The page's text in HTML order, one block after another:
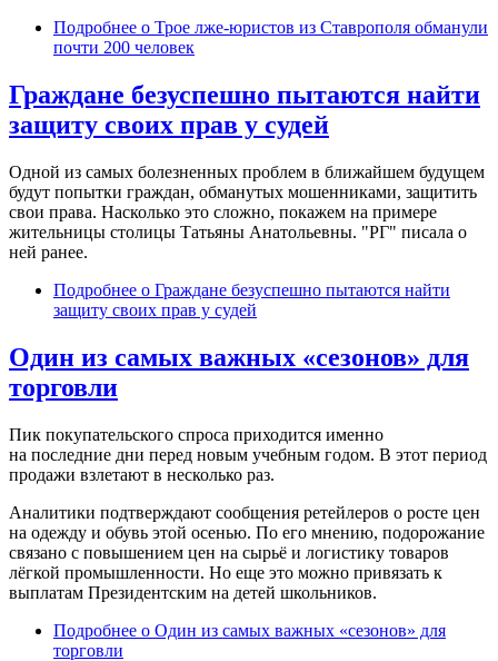
Подробнее о Трое лже-юристов из Ставрополя обманули
почти 200 человек
Граждане безуспешно пытаются найти
защиту своих прав у судей
Одной из самых болезненных проблем в ближайшем будущем
будут попытки граждан, обманутых мошенниками, защитить
свои права. Насколько это сложно, покажем на примере
жительницы столицы Татьяны Анатольевны. "РГ" писала о
ней ранее.
Подробнее о Граждане безуспешно пытаются найти
защиту своих прав у судей
Один из самых важных «сезонов» для
торговли
Пик покупательского спроса приходится именно
на последние дни перед новым учебным годом. В этот период
продажи взлетают в несколько раз.
Аналитики подтверждают сообщения ретейлеров о росте цен
на одежду и обувь этой осенью. По его мнению, подорожание
связано с повышением цен на сырьё и логистику товаров
лёгкой промышленности. Но еще это можно привязать к
выплатам Президентским на детей школьников.
Подробнее о Один из самых важных «сезонов» для
торговли